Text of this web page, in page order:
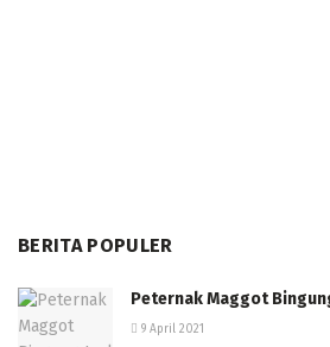
BERITA POPULER
Peternak Maggot
9 April 2021